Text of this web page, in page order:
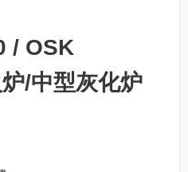
/ OSK
/中型灰化炉